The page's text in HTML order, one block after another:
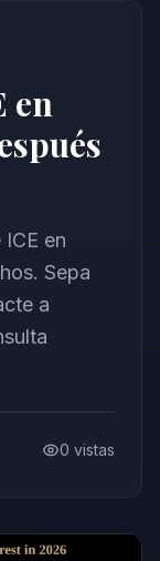
en
en
Sepa
a
0 vistas